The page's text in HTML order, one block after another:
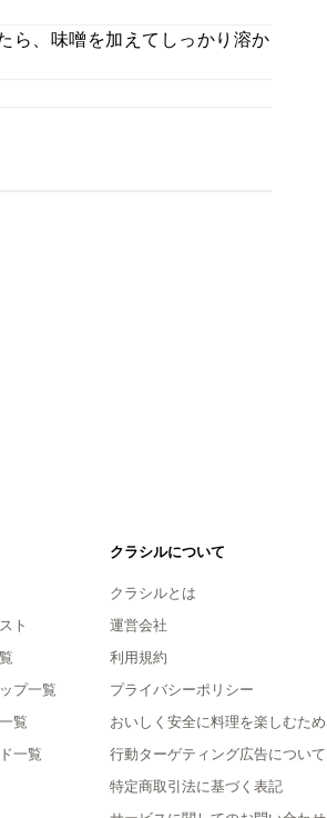
ら、味噌を加えてしっかり溶か
ト
プ一覧
覧
一覧
クラシルについて
クラシルとは
運営会社
利用規約
プライバシーポリシー
おいしく安全に料理を楽しむため
行動ターゲティング広告について
特定商取引法に基づく表記